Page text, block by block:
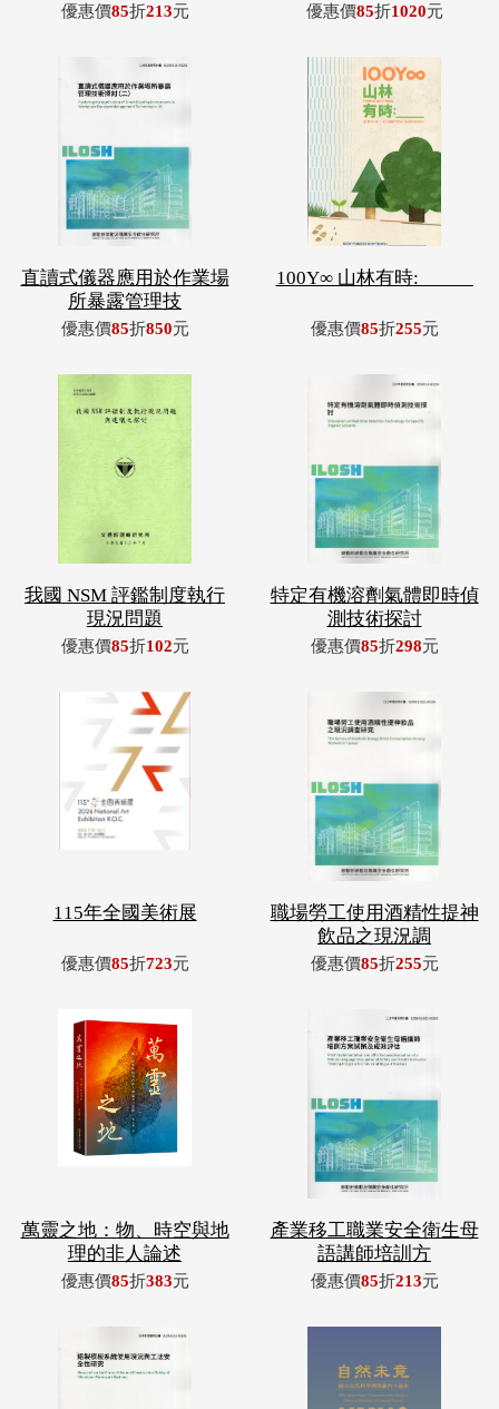
優惠價85折213元 優惠價85折1020元
直讀式儀器應用於作業場
所暴露管理技
優惠價85折850元
100Y∞ 山林有時: _____
優惠價85折255元
我國 NSM 評鑑制度執行
現況問題
優惠價85折102元
特定有機溶劑氣體即時偵
測技術探討
優惠價85折298元
115年全國美術展
優惠價85折723元
職場勞工使用酒精性提神
飲品之現況調
優惠價85折255元
萬靈之地：物、時空與地
理的非人論述
優惠價85折383元
產業移工職業安全衛生母
語講師培訓方
優惠價85折213元